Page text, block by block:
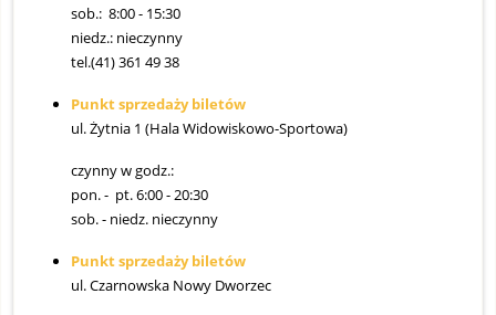
sob.: 8:00 - 15:30
niedz.: nieczynny
tel.(41) 361 49 38
Punkt sprzedaży biletów
ul. Żytnia 1 (Hala Widowiskowo-Sportowa)
czynny w godz.:
pon. - pt. 6:00 - 20:30
sob. - niedz. nieczynny
Punkt sprzedaży biletów
ul. Czarnowska Nowy Dworzec